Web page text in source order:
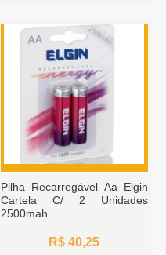
Pilha Recarregável Aa Elgin
Cartela C/ 2 Unidades
2500mah
R$ 40,25